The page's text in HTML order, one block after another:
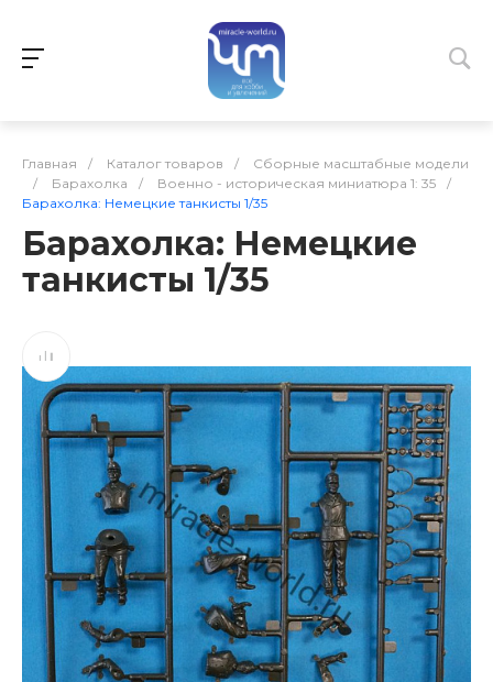
Главная / Каталог товаров /
Сборные масштабные модели
/
Барахолка / Военно - историческая миниатюра 1: 35
/
Барахолка: Немецкие танкисты 1/35
Барахолка: Немецкие
танкисты 1/35